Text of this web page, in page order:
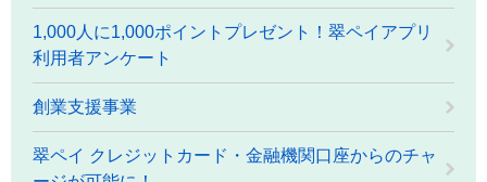
1,000人に1,000ポイントプレゼント！翠ペイアプリ
利用者アンケート
創業支援事業
翠ペイ クレジットカード・金融機関口座からのチャ